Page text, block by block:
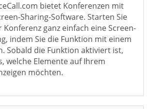
bietet Konferenzen mit
Sharing-Software. Starten Sie
ganz einfach eine Screen-
indem Sie die Funktion mit einem
Sobald die Funktion aktiviert ist,
welche Elemente auf Ihrem
möchten.